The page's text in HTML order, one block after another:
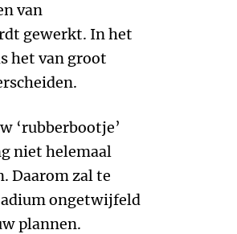
van
gewerkt. In het
het van groot
‘rubberbootje’
niet helemaal
Daarom zal te
ongetwijfeld
plannen.